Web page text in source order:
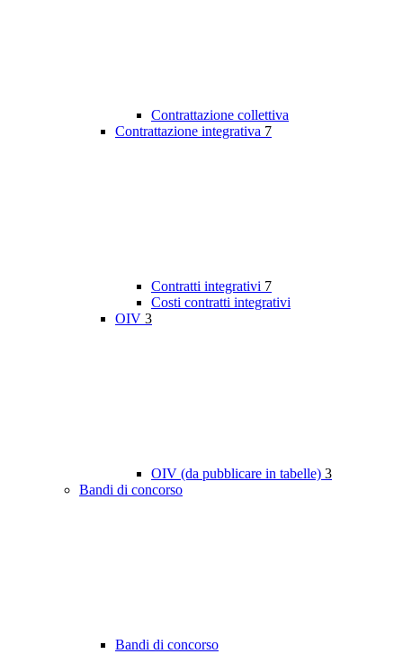
Contrattazione collettiva
Contrattazione integrativa 7
Contratti integrativi 7
Costi contratti integrativi
OIV 3
OIV (da pubblicare in tabelle) 3
Bandi di concorso
Bandi di concorso